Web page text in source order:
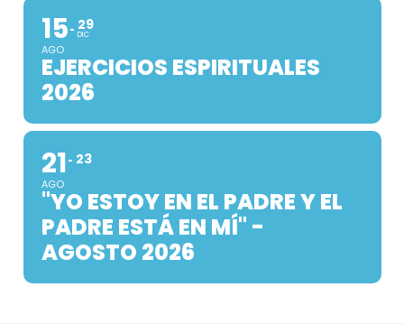
15
AGO
29
DIC
EJERCICIOS ESPIRITUALES
2026
21
AGO
23
"YO ESTOY EN EL PADRE Y EL
PADRE ESTÁ EN MÍ" -
AGOSTO 2026